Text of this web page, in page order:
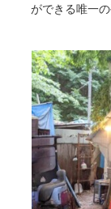
ができる唯一